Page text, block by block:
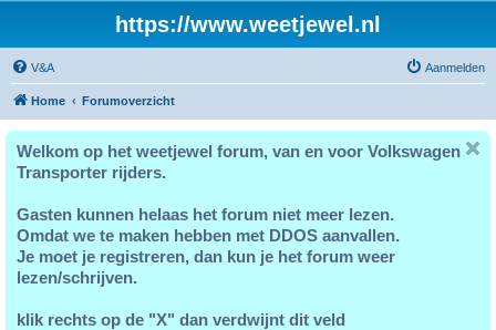
https://www.weetjewel.nl
V&A Aanmelden
Home Forumoverzicht
Welkom op het weetjewel forum, van en voor Volkswagen
Transporter rijders.
Gasten kunnen helaas het forum niet meer lezen.
Omdat we te maken hebben met DDOS aanvallen.
Je moet je registreren, dan kun je het forum weer
lezen/schrijven.
klik rechts op de "X" dan verdwijnt dit veld